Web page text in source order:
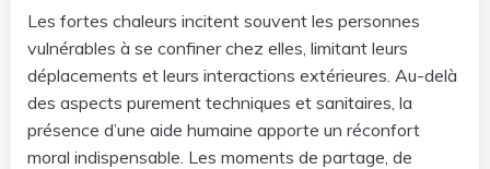
Les fortes chaleurs incitent souvent les personnes
vulnérables à se confiner chez elles, limitant leurs
déplacements et leurs interactions extérieures. Au-delà
des aspects purement techniques et sanitaires, la
présence d’une aide humaine apporte un réconfort
moral indispensable. Les moments de partage, de